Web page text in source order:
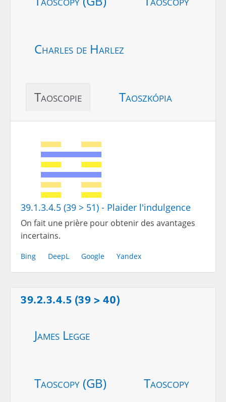
Charles de Harlez
Taoscopie Taoszkópia
39.1.3.4.5 (39 > 51) - Plaider l'indulgence
On fait une prière pour obtenir des avantages
incertains.
Bing DeepL Google Yandex
39.2.3.4.5 (39 > 40)
James Legge
Taoscopy (GB) Taoscopy